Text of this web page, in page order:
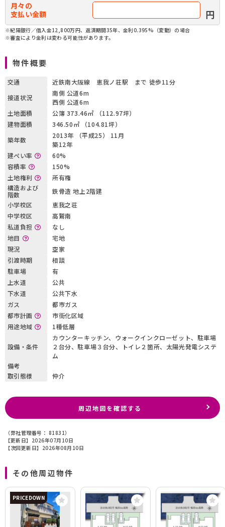
月々の
支払い金額
円
※紀陽銀行／借入金12,800万円、返済期間35年、金利0.395%（変動）の場合
※審査により金利は変わる可能性があります。
物件概要
交通
近鉄南大阪線 恵我ノ荘駅 まで 徒歩11分
接道状況
南側 公道6m
西側 公道6m
土地面積
公簿 373.46㎡ （112.97坪）
建物面積
346.50㎡ （104.81坪）
築年数
2013年 （平成25） 11月
築12年
建ぺい率
60%
容積率
150%
土地権利
所有権
構造および
階数
鉄骨造 地上2階建
小学校区
恵我之荘
中学校区
高鷲南
私道負担
なし
地目
宅地
現況
空家
引渡時期
相談
駐車場
有
上水道
公共
下水道
公共下水
ガス
都市ガス
都市計画
市街化区域
用途地域
1種低層
設備・条件
カウンターキッチン、ウォークインクローゼット、駐車場
２台分、駐車場３台分、トイレ２箇所、太陽光発電システ
ム
備考
取引態様
仲介
周辺地図を確認する
（弊社管理番号： 81831）
【更新日】2026年07月10日
【次回更新日】2026年08月10日
その他周辺物件
PRICEDOWN